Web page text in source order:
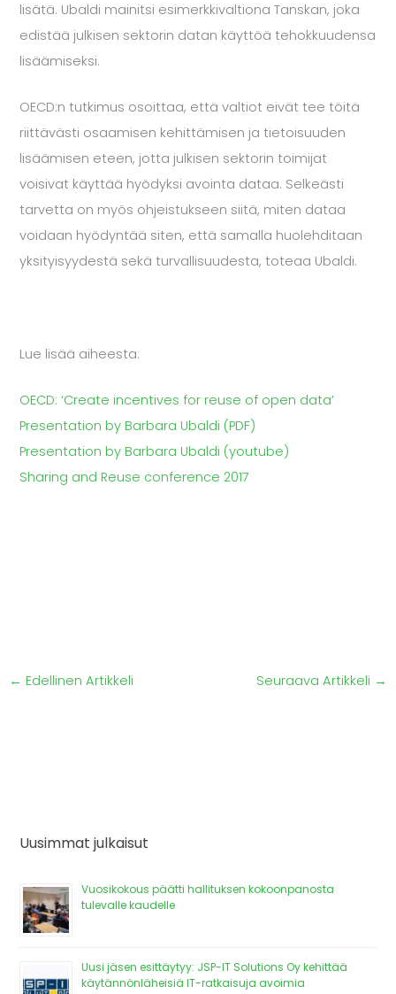
lisätä. Ubaldi mainitsi esimerkkivaltiona Tanskan, joka
edistää julkisen sektorin datan käyttöä tehokkuudensa
lisäämiseksi.
OECD:n tutkimus osoittaa, että valtiot eivät tee töitä
riittävästi osaamisen kehittämisen ja tietoisuuden
lisäämisen eteen, jotta julkisen sektorin toimijat
voisivat käyttää hyödyksi avointa dataa. Selkeästi
tarvetta on myös ohjeistukseen siitä, miten dataa
voidaan hyödyntää siten, että samalla huolehditaan
yksityisyydestä sekä turvallisuudesta, toteaa Ubaldi.
Lue lisää aiheesta:
OECD: ‘Create incentives for reuse of open data’
Presentation by Barbara Ubaldi (PDF)
Presentation by Barbara Ubaldi (youtube)
Sharing and Reuse conference 2017
← Edellinen Artikkeli Seuraava Artikkeli →
Uusimmat julkaisut
Vuosikokous päätti hallituksen kokoonpanosta
tulevalle kaudelle
Uusi jäsen esittäytyy: JSP-IT Solutions Oy kehittää
käytännönläheisiä IT-ratkaisuja avoimia